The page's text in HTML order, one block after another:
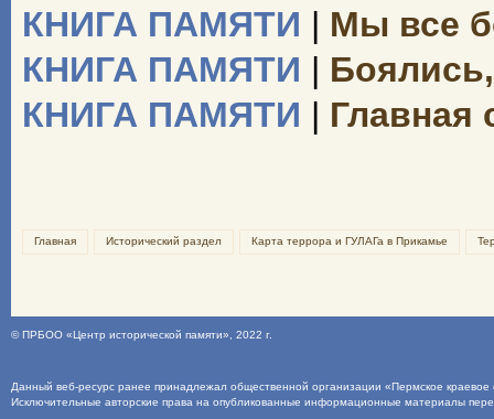
КНИГА ПАМЯТИ | Мы все
КНИГА ПАМЯТИ |
КНИГА ПАМЯТИ | Главная
Главная Исторический раздел Карта террора и ГУЛАГа в Прикамье
©ПРБОО «Центр исторической памяти» , 2022 г.
Данный веб-ресурс ранее принадлежал общественной организации «Пермское
Исключительные авторские права на опубликованные информационные материалы